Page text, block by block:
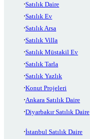
Satılık Daire
Satılık Ev
Satılık Arsa
Satılık Villa
Satılık Müstakil Ev
Satılık Tarla
Satılık Yazlık
Konut Projeleri
Ankara Satılık Daire
Diyarbakır Satılık Daire
İstanbul Satılık Daire